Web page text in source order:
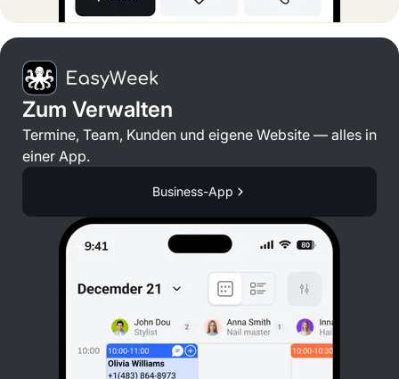
Zum Verwalten
Termine, Team, Kunden und eigene Website — alles in
einer App.
Business-App